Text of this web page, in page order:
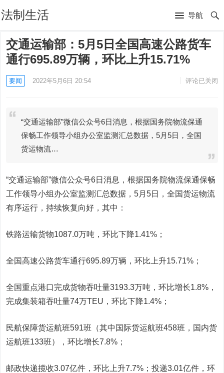
法制生活 导航
交通运输部：5月5日全国高速公路货车
通行695.89万辆，环比上升15.71%
要闻 2022年5月6日 20:54 评论已关闭
“交通运输部”微信公众号6日消息，根据国务院物流保通
保畅工作领导小组办公室监测汇总数据，5月5日，全国
货运物流…
“交通运输部”微信公众号6日消息，根据国务院物流保通保畅
工作领导小组办公室监测汇总数据，5月5日，全国货运物流
有序运行，持续恢复向好，其中：
铁路运输货物1087.0万吨，环比下降1.41%；
全国高速公路货车通行695.89万辆，环比上升15.71%；
全国重点港口完成货物吞吐量3193.3万吨，环比增长1.8%，
完成集装箱吞吐量74万TEU，环比下降1.4%；
民航保障货运航班591班（其中国际货运航班458班，国内货
运航班133班），环比增长7.8%；
邮政快递揽收3.07亿件，环比上升7.7%；投递3.01亿件，环